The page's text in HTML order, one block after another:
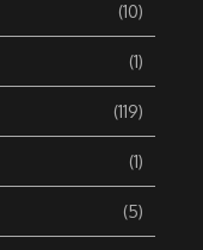
(10)
(1)
(119)
(1)
(5)